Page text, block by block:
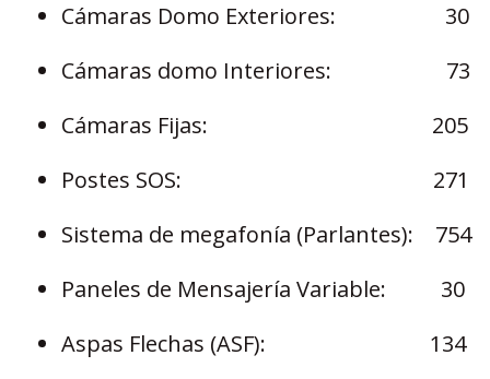
Cámaras Domo Exteriores: 30
Cámaras domo Interiores: 73
Cámaras Fijas: 205
Postes SOS: 271
Sistema de megafonía (Parlantes): 754
Paneles de Mensajería Variable: 30
Aspas Flechas (ASF): 134